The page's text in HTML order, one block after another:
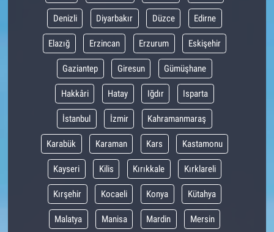
Denizli Diyarbakır Düzce Edirne
Elazığ Erzincan Erzurum Eskişehir
Gaziantep Giresun Gümüşhane
Hakkâri Hatay Iğdır Isparta
İstanbul İzmir Kahramanmaraş
Karabük Karaman Kars Kastamonu
Kayseri Kilis Kırıkkale Kırklareli
Kırşehir Kocaeli Konya Kütahya
Malatya Manisa Mardin Mersin